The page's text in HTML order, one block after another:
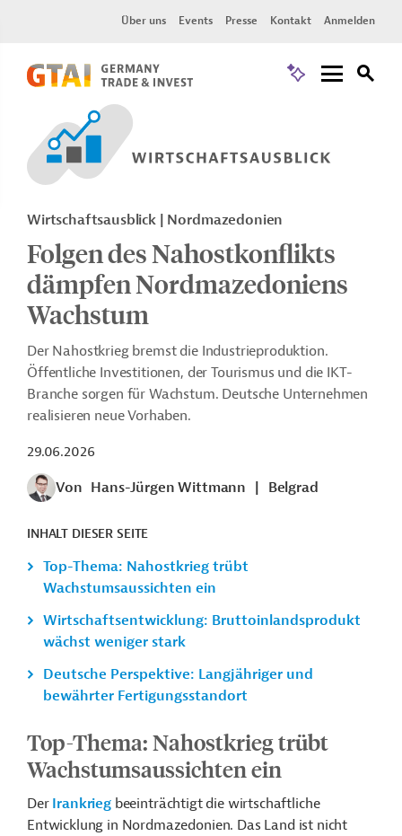
Über uns Events Presse Kontakt Anmelden
Wirtschaftsausblick | Nordmazedonien
Folgen des Nahostkonflikts
dämpfen Nordmazedoniens
Wachstum
Der Nahostkrieg bremst die Industrieproduktion.
Öffentliche Investitionen, der Tourismus und die IKT-
Branche sorgen für Wachstum. Deutsche Unternehmen
realisieren neue Vorhaben.
29.06.2026
Von Hans-Jürgen Wittmann Belgrad
INHALT DIESER SEITE
Top-Thema: Nahostkrieg trübt
Wachstumsaussichten ein
Wirtschaftsentwicklung: Bruttoinlandsprodukt
wächst weniger stark
Deutsche Perspektive: Langjähriger und
bewährter Fertigungsstandort
Top-Thema: Nahostkrieg trübt
Wachstumsaussichten ein
Der Irankrieg beeinträchtigt die wirtschaftliche
Entwicklung in Nordmazedonien. Das Land ist nicht